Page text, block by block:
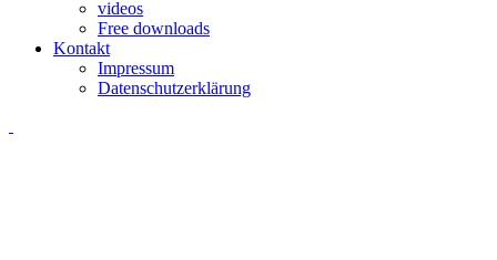
videos
Free downloads
Kontakt
Impressum
Datenschutzerklärung